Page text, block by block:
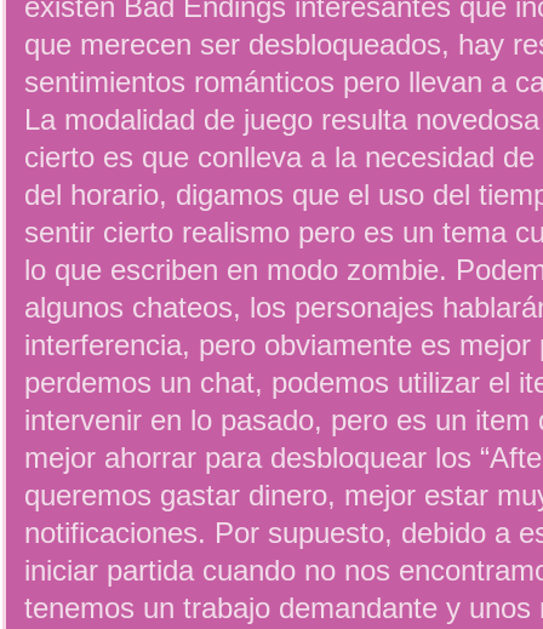
existen Bad Endings interesantes que
que merecen ser desbloqueados, hay
sentimientos románticos pero llevan a
La modalidad de juego resulta
cierto es que conlleva a la necesidad
del horario, digamos que el uso del
sentir cierto realismo pero es un tema
lo que escriben en modo zombie.
algunos chateos, los personajes
interferencia, pero obviamente es mejor
perdemos un chat, podemos utilizar el
intervenir en lo pasado, pero es un
mejor ahorrar para desbloquear los
queremos gastar dinero, mejor estar
notificaciones. Por supuesto, debido a
iniciar partida cuando no nos
tenemos un trabajo demandante y unos